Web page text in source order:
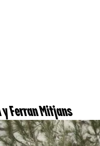
Ferran Mitjans